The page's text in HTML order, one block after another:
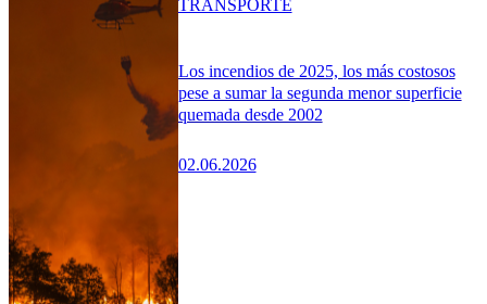
Los incendios de 2025, los más costosos
pese a sumar la segunda menor superficie
quemada desde 2002
02.06.2026
TRANSPORTE